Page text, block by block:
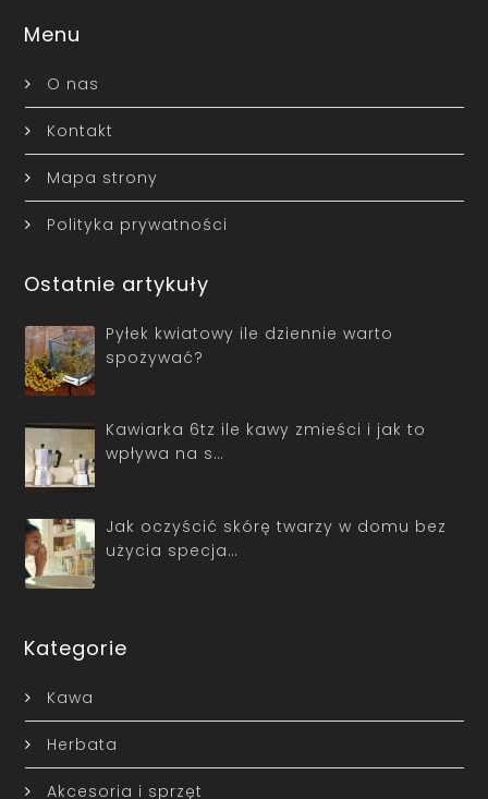
Menu
O nas
Kontakt
Mapa strony
Polityka prywatności
Ostatnie artykuły
Pyłek kwiatowy ile dziennie warto
spożywać?
Kawiarka 6tz ile kawy zmieści i jak to
wpływa na s…
Jak oczyścić skórę twarzy w domu bez
użycia specja…
Kategorie
Kawa
Herbata
Akcesoria i sprzęt